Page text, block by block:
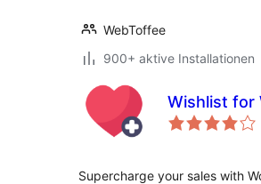
WebToffee
900+ aktive Installationen
Wishlist for
Supercharge your sales with